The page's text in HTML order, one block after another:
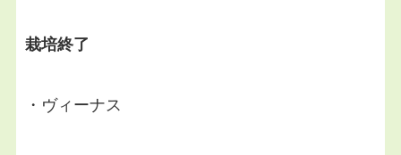
栽培終了
・ヴィーナス